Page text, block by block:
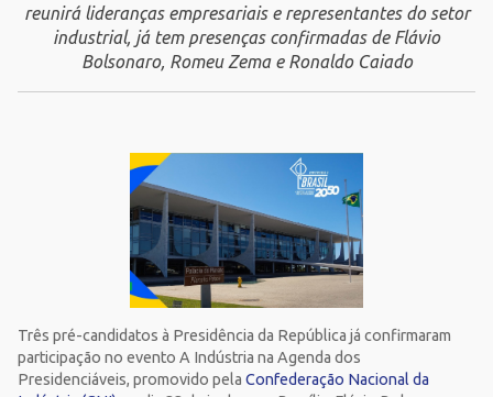
reunirá lideranças empresariais e representantes do setor
industrial, já tem presenças confirmadas de Flávio
Bolsonaro, Romeu Zema e Ronaldo Caiado
Três pré-candidatos à Presidência da República já confirmaram
participação no evento A Indústria na Agenda dos
Presidenciáveis, promovido pela Confederação Nacional da